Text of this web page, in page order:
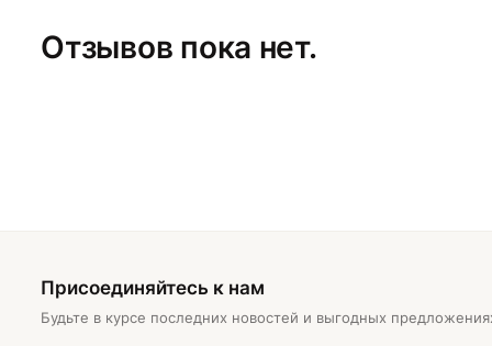
Отзывов пока нет.
Присоединяйтесь к нам
Будьте в курсе последних новостей и выгодных